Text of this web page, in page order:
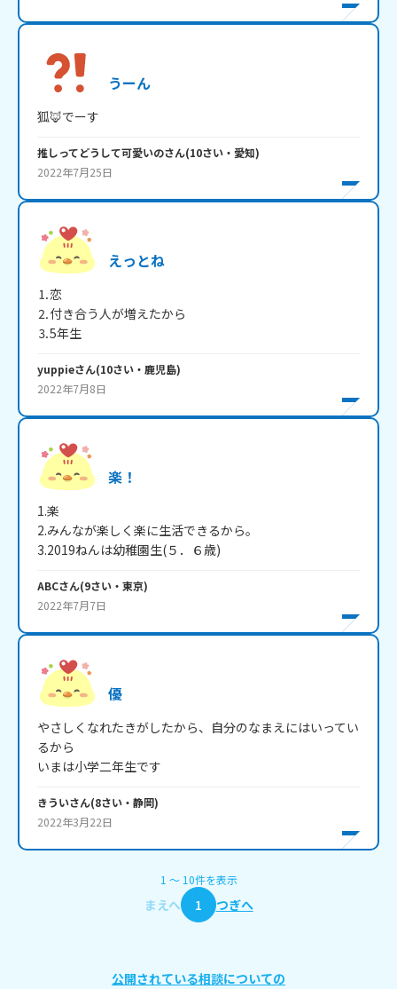
うーん
狐🦊でーす
推しってどうして可愛いのさん(10さい・ 愛知)
2022年7月25日
えっとね
⒈恋
⒉付き合う人が増えたから
⒊5年生
yuppieさん(10さい・ 鹿児島)
2022年7月8日
楽！
1.楽
2.みんなが楽しく楽に生活できるから。
3.2019ねんは幼稚園生(５．６歳)
ABCさん(9さい・ 東京)
2022年7月7日
優
やさしくなれたきがしたから、自分のなまえにはいってい
るから
いまは小学二年生です
きういさん(8さい・ 静岡)
2022年3月22日
1 〜 10件を表示
まえへ 1 つぎへ
公開されている相談についての